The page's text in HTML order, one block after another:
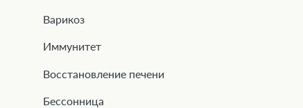
Варикоз
Иммунитет
Восстановление печени
Бессонница